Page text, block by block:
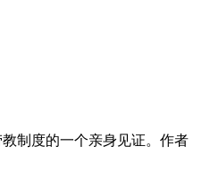
制度的一个亲身见证。作者